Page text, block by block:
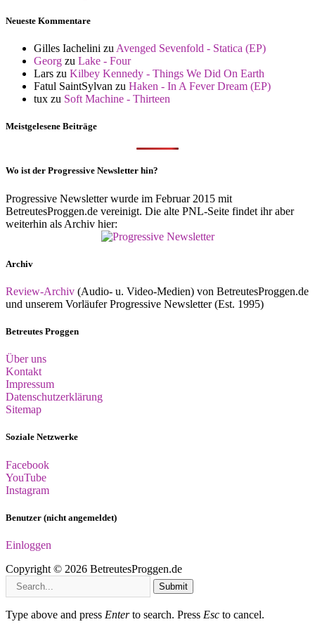
Neueste Kommentare
Gilles Iachelini zu Avenged Sevenfold - Statica (EP)
Georg zu Lake - Four
Lars zu Kilbey Kennedy - Things We Did On Earth
Fatul SaintSylvan zu Haken - In A Fever Dream (EP)
tux zu Soft Machine - Thirteen
Meistgelesene Beiträge
Wo ist der Progressive Newsletter hin?
Progressive Newsletter wurde im Februar 2015 mit
BetreutesProggen.de vereinigt. Die alte PNL-Seite findet ihr aber
weiterhin als Archiv hier:
Archiv
Review-Archiv (Audio- u. Video-Medien) von BetreutesProggen.de
und unserem Vorläufer Progressive Newsletter (Est. 1995)
Betreutes Proggen
Über uns
Kontakt
Impressum
Datenschutzerklärung
Sitemap
Soziale Netzwerke
Facebook
YouTube
Instagram
Benutzer (nicht angemeldet)
Einloggen
Copyright © 2026 BetreutesProggen.de
Submit
Type above and press Enterto search. Press Esc to cancel.